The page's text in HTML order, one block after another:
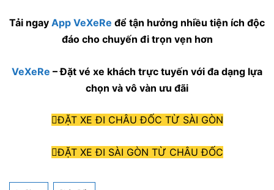
Tải ngay App VeXeRe để tận hưởng nhiều tiện ích độc
đáo cho chuyến đi trọn vẹn hơn
VeXeRe – Đặt vé xe khách trực tuyến với đa dạng lựa
chọn và vô vàn ưu đãi
ĐẶT XE ĐI CHÂU ĐỐC TỪ SÀI GÒN
ĐẶT XE ĐI SÀI GÒN TỪ CHÂU ĐỐC